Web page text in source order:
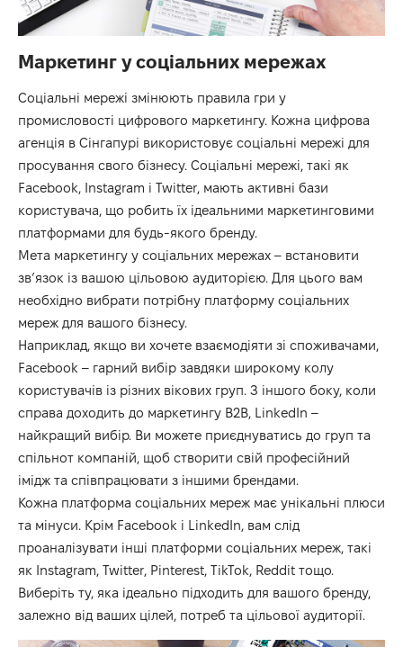
Маркетинг у соціальних мережах
Соціальні мережі змінюють правила гри у
промисловості цифрового маркетингу. Кожна цифрова
агенція в Сінгапурі використовує соціальні мережі для
просування свого бізнесу. Соціальні мережі, такі як
Facebook, Instagram і Twitter, мають активні бази
користувача, що робить їх ідеальними маркетинговими
платформами для будь-якого бренду.
Мета маркетингу у соціальних мережах – встановити
зв’язок із вашою цільовою аудиторією. Для цього вам
необхідно вибрати потрібну платформу соціальних
мереж для вашого бізнесу.
Наприклад, якщо ви хочете взаємодіяти зі споживачами,
Facebook – гарний вибір завдяки широкому колу
користувачів із різних вікових груп. З іншого боку, коли
справа доходить до маркетингу B2B, LinkedIn –
найкращий вибір. Ви можете приєднуватись до груп та
спільнот компаній, щоб створити свій професійний
імідж та співпрацювати з іншими брендами.
Кожна платформа соціальних мереж має унікальні плюси
та мінуси. Крім Facebook і LinkedIn, вам слід
проаналізувати інші платформи соціальних мереж, такі
як Instagram, Twitter, Pinterest, TikTok, Reddit тощо.
Виберіть ту, яка ідеально підходить для вашого бренду,
залежно від ваших цілей, потреб та цільової аудиторії.